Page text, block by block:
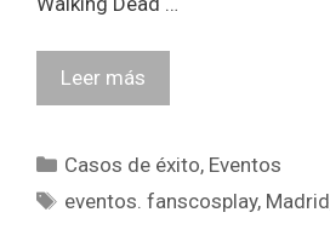
Leer más
Categorías
Casos de éxito, Eventos
Etiquetas
eventos. fanscosplay, Madrid